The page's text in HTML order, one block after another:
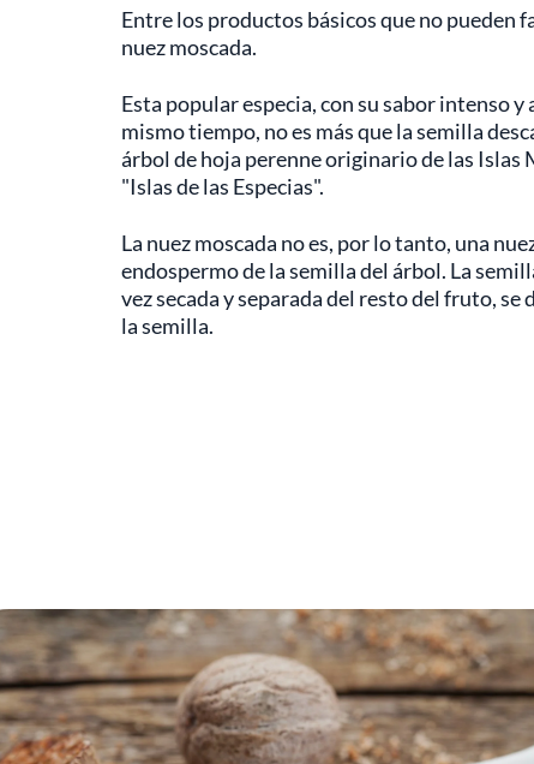
Entre los productos básicos que no pueden
nuez moscada.
Esta popular especia, con su sabor intenso
mismo tiempo, no es más que la semilla
árbol de hoja perenne originario de las Islas
"Islas de las Especias".
La nuez moscada no es, por lo tanto, una
endospermo de la semilla del árbol. La
vez secada y separada del resto del fruto,
la semilla.